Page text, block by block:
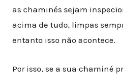
as chaminés sejam
acima de tudo, limpas
entanto isso não acontece.
Por isso, se a sua chaminé